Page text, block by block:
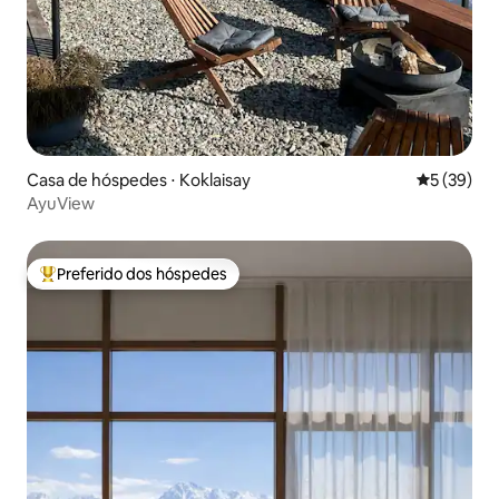
Casa de hóspedes ⋅ Koklaisay 5 de uma
5 (39)
AyuView
Entre os melhores preferidos dos hóspedes
Preferido dos hóspedes